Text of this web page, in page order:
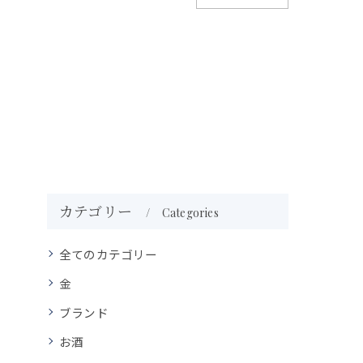
カテゴリー Categories
全てのカテゴリー
金
ブランド
お酒